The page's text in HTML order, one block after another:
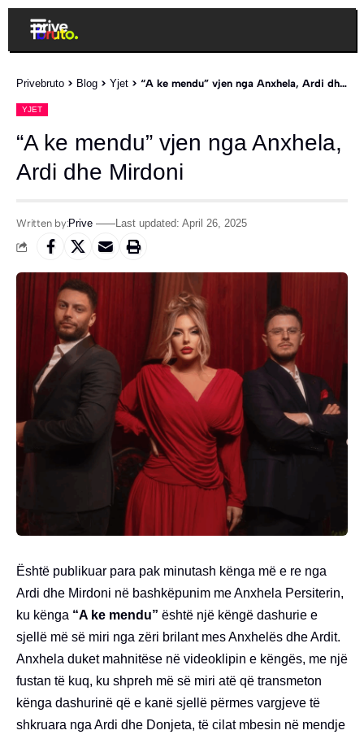
Privebruto > Blog > Yjet > “A ke mendu” vjen nga Anxhela, Ardi dhe Mirdoni
YJET
“A ke mendu” vjen nga Anxhela,
Ardi dhe Mirdoni
Written by:Prive Last updated: April 26, 2025
Është publikuar para pak minutash kënga më e re nga
Ardi dhe Mirdoni në bashkëpunim me Anxhela Persiterin,
ku kënga “A ke mendu” është një këngë dashurie e
sjellë më së miri nga zëri brilant mes Anxhelës dhe Ardit.
Anxhela duket mahnitëse në videoklipin e këngës, me një
fustan të kuq, ku shpreh më së miri atë që transmeton
kënga dashurinë që e kanë sjellë përmes vargjeve të
shkruara nga Ardi dhe Donjeta, të cilat mbesin në mendje